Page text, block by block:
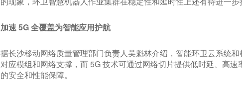
加速 5G 全覆盖为智能应用护航
据长沙移动网络质量管理部门负责人吴魁林介绍，智能环卫云系统
对应模组和网络支撑，而 5G 技术可通过网络切片提供低时延、高
的安全和性能保障。